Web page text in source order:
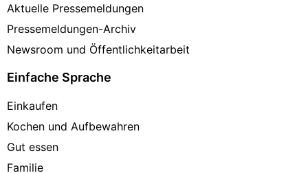
Aktuelle Pressemeldungen
Pressemeldungen-Archiv
Newsroom und Öffentlichkeitarbeit
Einfache Sprache
Einkaufen
Kochen und Aufbewahren
Gut essen
Familie